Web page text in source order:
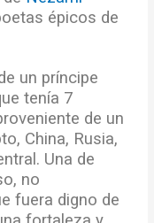
épicos de
un príncipe
tenía 7
de un
China, Rusia,
Una de
no
fuera digno de